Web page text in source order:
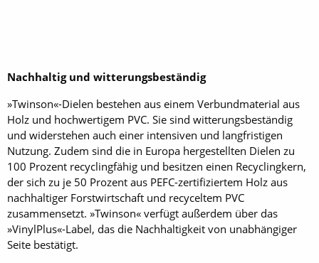
Nachhaltig und witterungsbeständig
»Twinson«-Dielen bestehen aus einem Verbundmaterial aus
Holz und hochwertigem PVC. Sie sind witterungsbeständig
und widerstehen auch einer intensiven und langfristigen
Nutzung. Zudem sind die in Europa hergestellten Dielen zu
100 Prozent recyclingfähig und besitzen einen Recyclingkern,
der sich zu je 50 Prozent aus PEFC-zertifiziertem Holz aus
nachhaltiger Forstwirtschaft und recyceltem PVC
zusammensetzt. »Twinson« verfügt außerdem über das
»VinylPlus«-Label, das die Nachhaltigkeit von unabhängiger
Seite bestätigt.